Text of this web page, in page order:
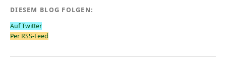
DIESEM BLOG FOLGEN:
Auf Twitter
Per RSS-Feed